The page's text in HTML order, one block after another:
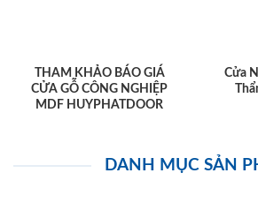
THAM KHẢO BÁO GIÁ
CỬA GỖ CÔNG NGHIỆP
MDF HUYPHATDOOR
Cửa
DANH MỤC SẢN